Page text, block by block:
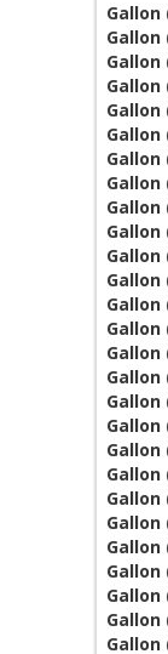
Gallon
Gallon
Gallon
Gallon
Gallon
Gallon
Gallon
Gallon
Gallon
Gallon
Gallon
Gallon
Gallon
Gallon
Gallon